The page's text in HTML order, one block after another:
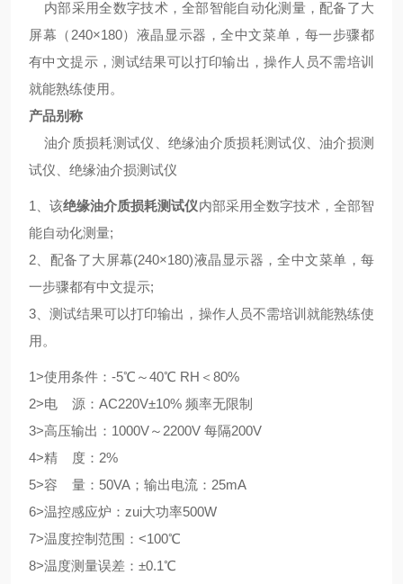
内部采用全数字技术，全部智能自动化测量，配备了大
屏幕（240×180）液晶显示器，全中文菜单，每一步骤都
有中文提示，测试结果可以打印输出，操作人员不需培训
就能熟练使用。
产品别称
油介质损耗测试仪、绝缘油介质损耗测试仪、油介损测
试仪、绝缘油介损测试仪
1、该绝缘油介质损耗测试仪内部采用全数字技术，全部智
能自动化测量;
2、配备了大屏幕(240×180)液晶显示器，全中文菜单，每
一步骤都有中文提示;
3、测试结果可以打印输出，操作人员不需培训就能熟练使
用。
1>使用条件：-5℃～40℃ RH＜80%
2>电 源：AC220V±10% 频率无限制
3>高压输出：1000V～2200V 每隔200V
4>精 度：2%
5>容 量：50VA；输出电流：25mA
6>温控感应炉：zui大功率500W
7>温度控制范围：<100℃
8>温度测量误差：±0.1℃